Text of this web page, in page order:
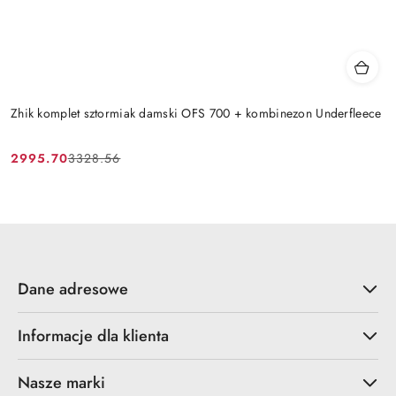
Zhik komplet sztormiak damski OFS 700 + kombinezon Underfleece
Cena
2995.70
Cena
3328.56
Dane adresowe
Informacje dla klienta
Nasze marki